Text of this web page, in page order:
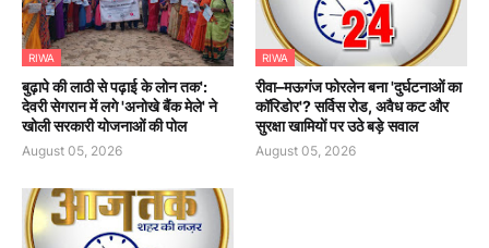
RIWA
बुढ़ापे की लाठी से पढ़ाई के लोन तक':
देवरी सेगरान में लगे 'अनोखे बैंक मेले' ने
खोली सरकारी योजनाओं की पोल
August 05, 2026
RIWA
रीवा–मऊगंज फोरलेन बना 'दुर्घटनाओं का
कॉरिडोर'? सर्विस रोड, अवैध कट और
सुरक्षा खामियों पर उठे बड़े सवाल
August 05, 2026